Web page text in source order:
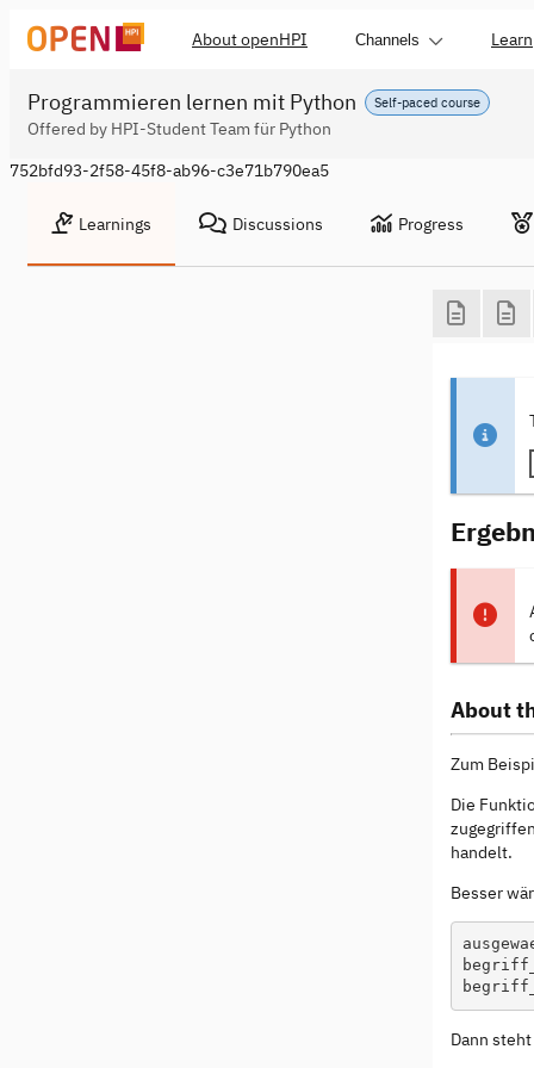
About openHPI Channels Learn
Self-paced course
Programmieren lernen mit Python
Offered by HPI-Student Team für Python
752bfd93-2f58-45f8-ab96-c3e71b790ea5
Learnings Discussions Progress
About
Zum
Die
handelt.
Besser
Dann